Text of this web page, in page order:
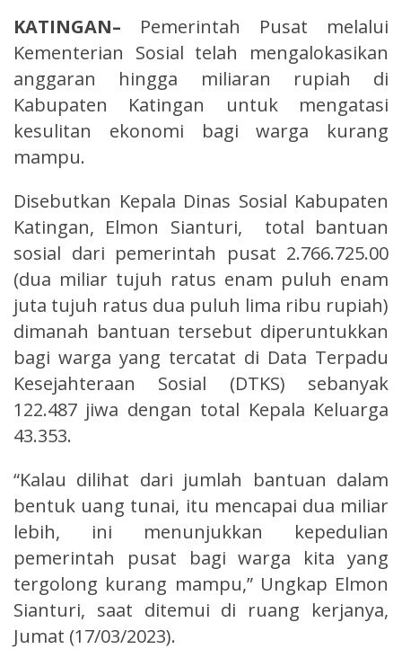
KATINGAN– Pemerintah Pusat melalui
Kementerian Sosial telah mengalokasikan
anggaran hingga miliaran rupiah di
Kabupaten Katingan untuk mengatasi
kesulitan ekonomi bagi warga kurang
mampu.
Disebutkan Kepala Dinas Sosial Kabupaten
Katingan, Elmon Sianturi, total bantuan
sosial dari pemerintah pusat 2.766.725.00
(dua miliar tujuh ratus enam puluh enam
juta tujuh ratus dua puluh lima ribu rupiah)
dimanah bantuan tersebut diperuntukkan
bagi warga yang tercatat di Data Terpadu
Kesejahteraan Sosial (DTKS) sebanyak
122.487 jiwa dengan total Kepala Keluarga
43.353.
“Kalau dilihat dari jumlah bantuan dalam
bentuk uang tunai, itu mencapai dua miliar
lebih, ini menunjukkan kepedulian
pemerintah pusat bagi warga kita yang
tergolong kurang mampu,” Ungkap Elmon
Sianturi, saat ditemui di ruang kerjanya,
Jumat (17/03/2023).